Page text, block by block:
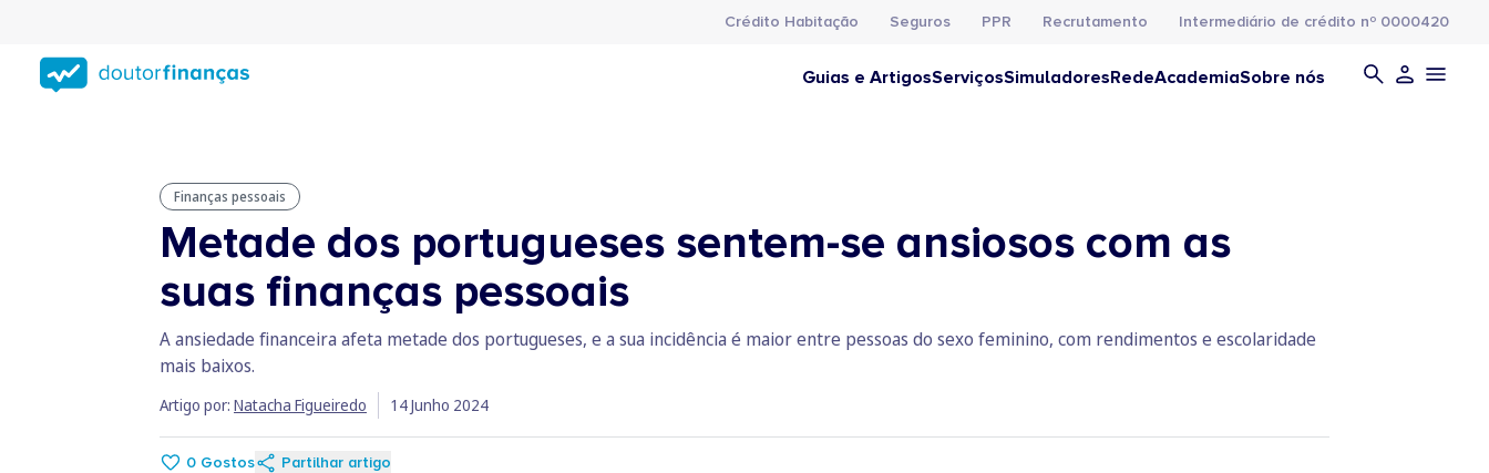
conteúdo
principal
Crédito Habitação Seguros PPR Recrutamento Intermediário de crédito nº 0000420
Guias e ArtigosServiçosSimuladoresRedeAcademiaSobre nós
Finanças pessoais
Metade dos portugueses sentem-se ansiosos com as
suas finanças pessoais
A ansiedade financeira afeta metade dos portugueses, e a sua incidência é maior entre pessoas do sexo feminino, com rendimentos e escolaridade
mais baixos.
Artigo por: Natacha Figueiredo 14 Junho 2024
0 Gostos Partilhar artigo